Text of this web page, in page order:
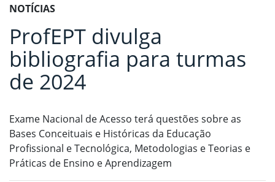
Fim da navegação
Início do conteúdo
NOTÍCIAS
ProfEPT divulga
bibliografia para turmas
de 2024
Exame Nacional de Acesso terá questões sobre as
Bases Conceituais e Históricas da Educação
Profissional e Tecnológica, Metodologias e Teorias e
Práticas de Ensino e Aprendizagem